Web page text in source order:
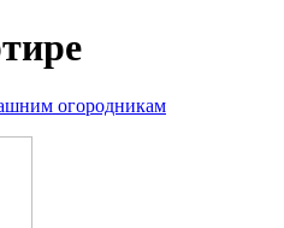
огородникам